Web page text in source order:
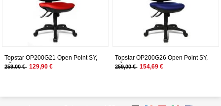
Topstar OP200G21 Open Point SY,
BÃ¼rostuhl, Schreibtischstuhl,
259,00 € 129,90 €
Topstar OP200G26 Open Point SY,
BÃ¼rostuhl, Schreibtischstuhl,
259,00 € 154,69 €